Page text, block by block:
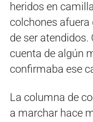
heridos en
colchones afuera
de ser atendidos.
cuenta de algún
confirmaba ese
La columna de
a marchar hace